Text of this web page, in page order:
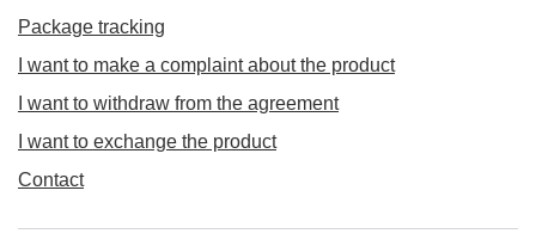
Package tracking
I want to make a complaint about the product
I want to withdraw from the agreement
I want to exchange the product
Contact